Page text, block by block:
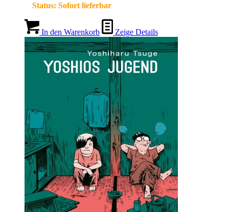
Status: Sofort lieferbar
In den Warenkorb Zeige Details